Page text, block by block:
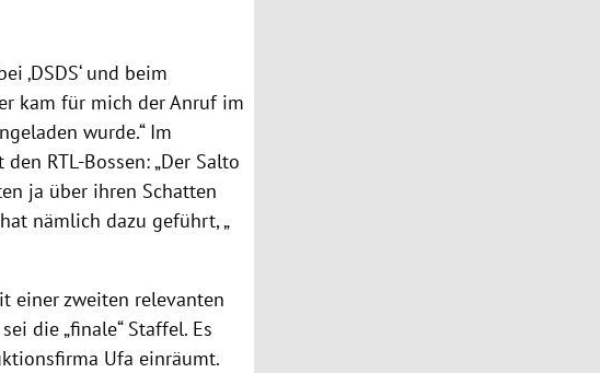
‚DSDS‘ und beim
kam für mich der Anruf im
wurde.“ Im
RTL-Bossen: „Der Salto
ja über ihren Schatten
nämlich dazu geführt, „
einer zweiten relevanten
die „finale“ Staffel. Es
Ufa einräumt.